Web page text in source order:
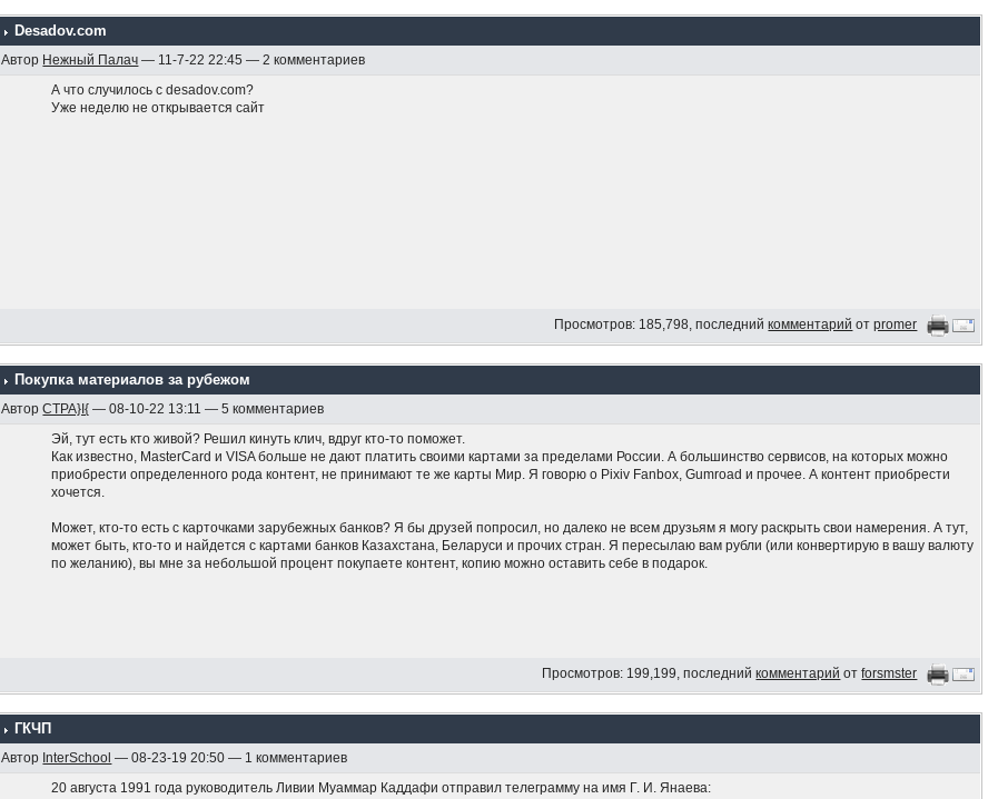
Desadov.com
Автор Нежный Палач — 11-7-22 22:45 — 2 комментариев
А что случилось с desadov.com?
Уже неделю не открывается сайт
Просмотров: 185,798, последнийкомментарий отpromer
Покупка материалов за рубежом
АвторCTPA}I{ — 08-10-22 13:11 — 5 комментариев
Эй, тут есть кто живой? Решил кинуть клич, вдруг кто-то поможет.
Как известно, MasterCard и VISA больше не дают платить своими картами за пределами России. А большинство сервисов, на которых можно
приобрести определенного рода контент, не принимают те же карты Мир. Я говорю о Pixiv Fanbox, Gumroad и прочее. А контент приобрести
хочется.
Может, кто-то есть с карточками зарубежных банков? Я бы друзей попросил, но далеко не всем друзьям я могу раскрыть свои намерения. А тут,
может быть, кто-то и найдется с картами банков Казахстана, Беларуси и прочих стран. Я пересылаю вам рубли (или конвертирую в вашу валюту
по желанию), вы мне за небольшой процент покупаете контент, копию можно оставить себе в подарок.
Просмотров: 199,199, последнийкомментарий отforsmster
ГКЧП
Автор InterSchool — 08-23-19 20:50 — 1 комментариев
20 августа 1991 года руководитель Ливии Муаммар Каддафи отправил телеграмму на имя Г. И. Янаева: